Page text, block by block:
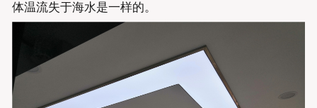
体温流失于海水是一样的。